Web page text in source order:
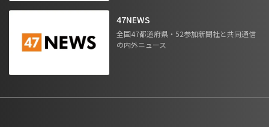
47NEWS
全国47都道府県・52参加新聞社と共同通信
の内外ニュース